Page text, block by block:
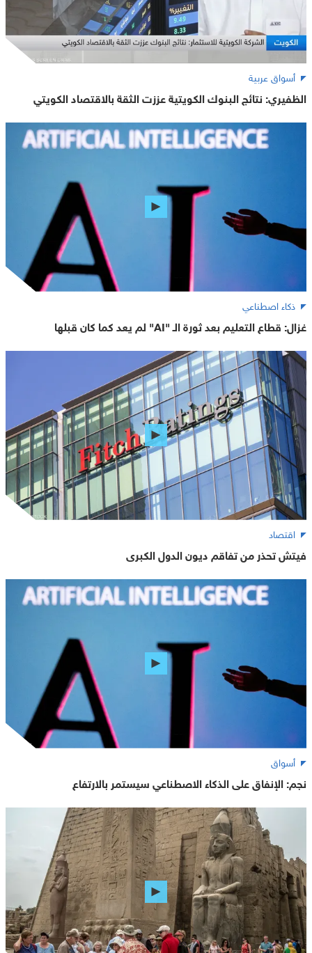
أسواق عربية
الظفيري: نتائج البنوك الكويتية عززت الثقة بالاقتصاد الكويتي
ذكاء اصطناعي
غزال: قطاع التعليم بعد ثورة الـ "AI" لم يعد كما كان قبلها
اقتصاد
فيتش تحذر من تفاقم ديون الدول الكبرى
أسواق
نجم: الإنفاق على الذكاء الاصطناعي سيستمر بالارتفاع